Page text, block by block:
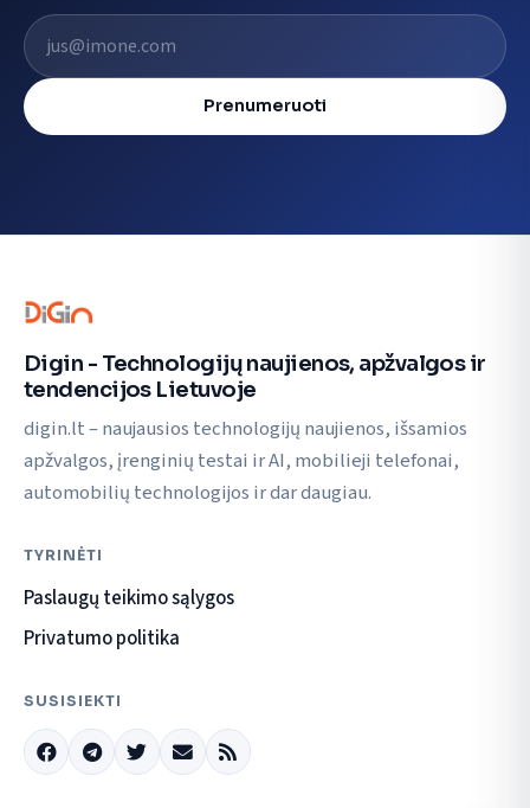
El. pašto adresas
Prenumeruoti
Digin - Technologijų naujienos, apžvalgos ir
tendencijos Lietuvoje
digin.lt – naujausios technologijų naujienos, išsamios
apžvalgos, įrenginių testai ir AI, mobilieji telefonai,
automobilių technologijos ir dar daugiau.
TYRINĖTI
Paslaugų teikimo sąlygos
Privatumo politika
SUSISIEKTI